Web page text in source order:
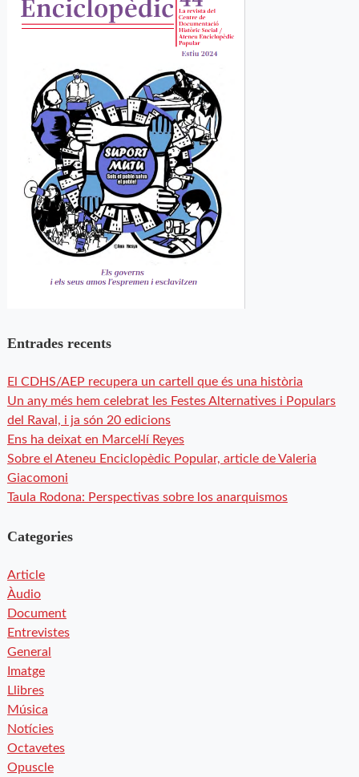
Entrades recents
El CDHS/AEP recupera un cartell que és una història
Un any més hem celebrat les Festes Alternatives i Populars
del Raval, i ja són 20 edicions
Ens ha deixat en Marcel·lí Reyes
Sobre el Ateneu Enciclopèdic Popular, article de Valeria
Giacomoni
Taula Rodona: Perspectivas sobre los anarquismos
Categories
Article
Àudio
Document
Entrevistes
General
Imatge
Llibres
Música
Notícies
Octavetes
Opuscle